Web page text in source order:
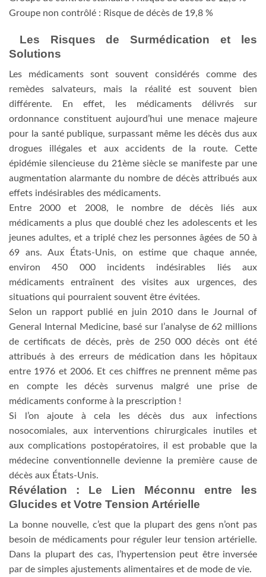
Groupe non contrôlé : Risque de décès de 19,8 %
Les Risques de Surmédication et les
Solutions
Les médicaments sont souvent considérés comme des
remèdes salvateurs, mais la réalité est souvent bien
différente. En effet, les médicaments délivrés sur
ordonnance constituent aujourd’hui une menace majeure
pour la santé publique, surpassant même les décès dus aux
drogues illégales et aux accidents de la route. Cette
épidémie silencieuse du 21ème siècle se manifeste par une
augmentation alarmante du nombre de décès attribués aux
effets indésirables des médicaments.
Entre 2000 et 2008, le nombre de décès liés aux
médicaments a plus que doublé chez les adolescents et les
jeunes adultes, et a triplé chez les personnes âgées de 50 à
69 ans. Aux États-Unis, on estime que chaque année,
environ 450 000 incidents indésirables liés aux
médicaments entraînent des visites aux urgences, des
situations qui pourraient souvent être évitées.
Selon un rapport publié en juin 2010 dans le Journal of
General Internal Medicine, basé sur l’analyse de 62 millions
de certificats de décès, près de 250 000 décès ont été
attribués à des erreurs de médication dans les hôpitaux
entre 1976 et 2006. Et ces chiffres ne prennent même pas
en compte les décès survenus malgré une prise de
médicaments conforme à la prescription !
Si l’on ajoute à cela les décès dus aux infections
nosocomiales, aux interventions chirurgicales inutiles et
aux complications postopératoires, il est probable que la
médecine conventionnelle devienne la première cause de
décès aux États-Unis.
Révélation : Le Lien Méconnu entre les
Glucides et Votre Tension Artérielle
La bonne nouvelle, c’est que la plupart des gens n’ont pas
besoin de médicaments pour réguler leur tension artérielle.
Dans la plupart des cas, l’hypertension peut être inversée
par de simples ajustements alimentaires et de mode de vie.